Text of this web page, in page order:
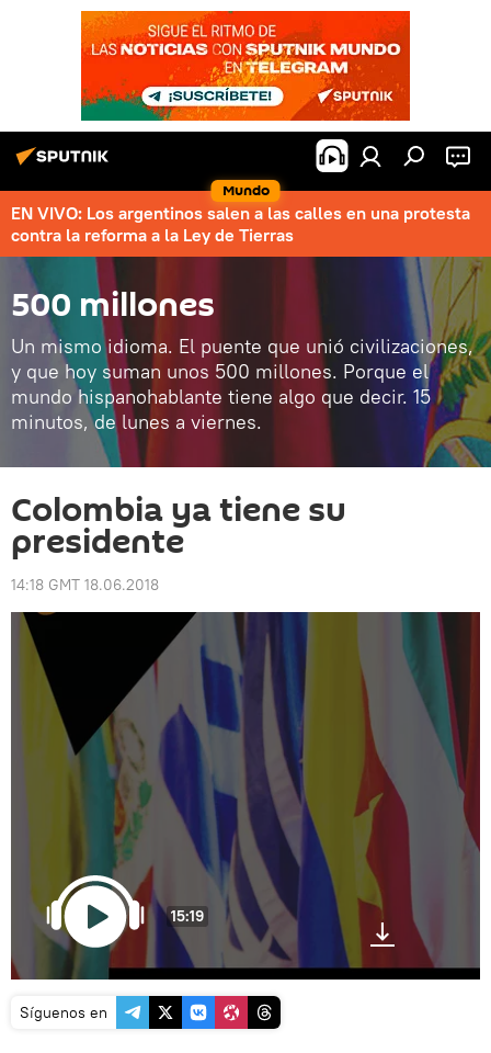
Mundo
EN VIVO: Los argentinos salen a las calles en una protesta
contra la reforma a la Ley de Tierras
500 millones
Un mismo idioma. El puente que unió civilizaciones,
y que hoy suman unos 500 millones. Porque el
mundo hispanohablante tiene algo que decir. 15
minutos, de lunes a viernes.
Colombia ya tiene su
presidente
14:18 GMT 18.06.2018
15:19
Síguenos en